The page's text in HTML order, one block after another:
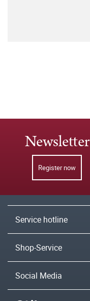
Newsletter
Register now
Service hotline
Shop-Service
Social Media